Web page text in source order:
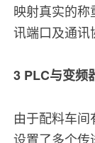
映射真实的
讯端口及通讯
3 PLC与变频
由于配料车
设置了多个传